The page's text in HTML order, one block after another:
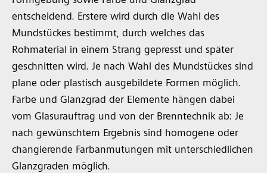
entscheidend. Erstere wird durch die Wahl des
Mundstückes bestimmt, durch welches das
Rohmaterial in einem Strang gepresst und später
geschnitten wird. Je nach Wahl des Mundstückes sind
plane oder plastisch ausgebildete Formen möglich.
Farbe und Glanzgrad der Elemente hängen dabei
vom Glasurauftrag und von der Brenntechnik ab: Je
nach gewünschtem Ergebnis sind homogene oder
changierende Farbanmutungen mit unterschiedlichen
Glanzgraden möglich.